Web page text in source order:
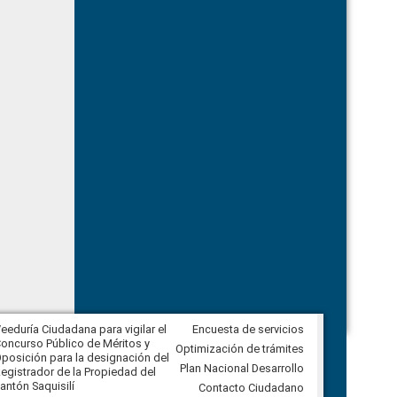
Ciudadana para vigilar el
Público de Méritos y
para la designación del
de la Propiedad del
Saquisilí
Veeduría Ciudadana para vigilar la
construcción del asfaltado de
diferentes barrios del sector de
Ballenita del cantón Santa Elena
Encuesta de servicios
Optimización de trámites
Plan Nacional Desarrollo
Contacto Ciudadano